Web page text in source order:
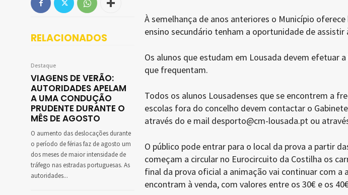
RELACIONADOS
Destaque
VIAGENS DE VERÃO:
AUTORIDADES APELAM
A UMA CONDUÇÃO
PRUDENTE DURANTE O
MÊS DE AGOSTO
O aumento das deslocações durante
o período de férias faz de agosto um
dos meses de maior intensidade de
tráfego nas estradas portuguesas. As
autoridades...
À semelhança de anos anteriores o Município
ensino secundário tenham a oportunidade de assistir
Os alunos que estudam em Lousada devem efetuar
que frequentam.
Todos os alunos Lousadenses que se encontrem a
escolas fora do concelho devem contactar o
através do e mail desporto@cm-lousada.pt ou
O público pode entrar para o local da prova a partir
começam a circular no Eurocircuito da Costilha os
final da prova oficial a animação vai continuar com a
encontram à venda, com valores entre os 30€ e os